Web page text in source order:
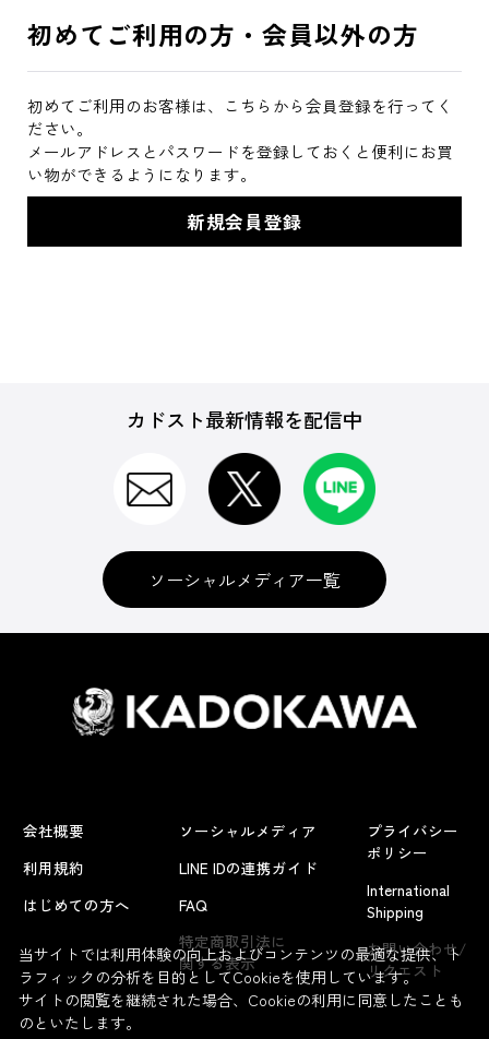
初めてご利用の方・会員以外の方
初めてご利用のお客様は、こちらから会員登録を行ってく
ださい。
メールアドレスとパスワードを登録しておくと便利にお買
い物ができるようになります。
カドスト最新情報を配信中
ソーシャルメディア一覧
会社概要
利用規約
はじめての方へ
ソーシャルメディア
LINE IDの連携ガイド
FAQ
特定商取引法に
関する表示
プライバシー
ポリシー
International
Shipping
お問い合わせ/
リクエスト
当サイトでは利用体験の向上およびコンテンツの最適な提供、ト
ラフィックの分析を目的としてCookieを使用しています。
サイトの閲覧を継続された場合、Cookieの利用に同意したことも
のといたします。